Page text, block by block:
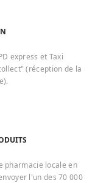
express et Taxi
(réception de la
pharmacie locale en
l'un des 70 000